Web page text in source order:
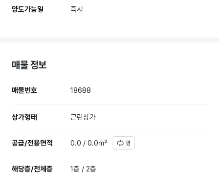
양도가능일 즉시
매물 정보
매물번호 18688
상가형태 근린상가
공급/전용면적 0.0 / 0.0㎡ 평
해당층/전체층 1층 / 2층